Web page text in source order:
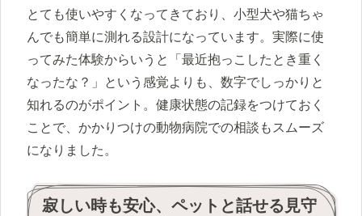
とても使いやすくなってきており、小型犬や猫ちゃ
んでも簡単に測れる設計になっています。実際に使
ってみた体験からいうと「最近抱っこしたとき重く
なったな？」という感覚よりも、数字でしっかりと
知れるのがポイント。健康状態の記録をつけておく
ことで、かかりつけの動物病院での相談もスムーズ
になりました。
寂しい時も安心、ペットと話せる見守